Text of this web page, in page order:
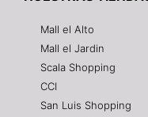
Mall el Alto
Mall el Jardin
Scala Shopping
CCI
San Luis Shopping